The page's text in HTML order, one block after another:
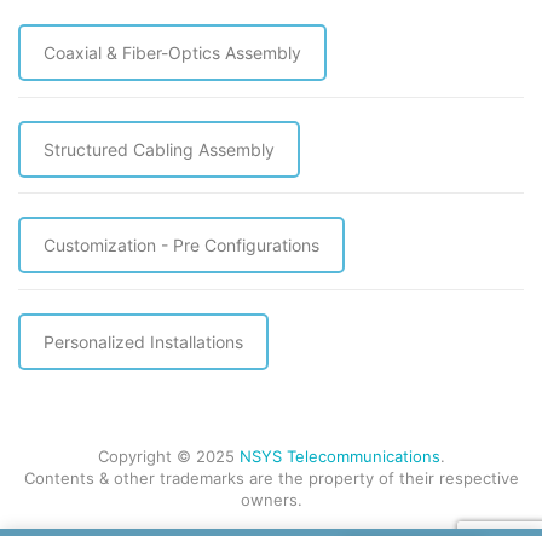
Coaxial & Fiber-Optics Assembly
Structured Cabling Assembly
Customization - Pre Configurations
Personalized Installations
Copyright © 2025 NSYS Telecommunications.
Contents & other trademarks are the property of their respective
owners.